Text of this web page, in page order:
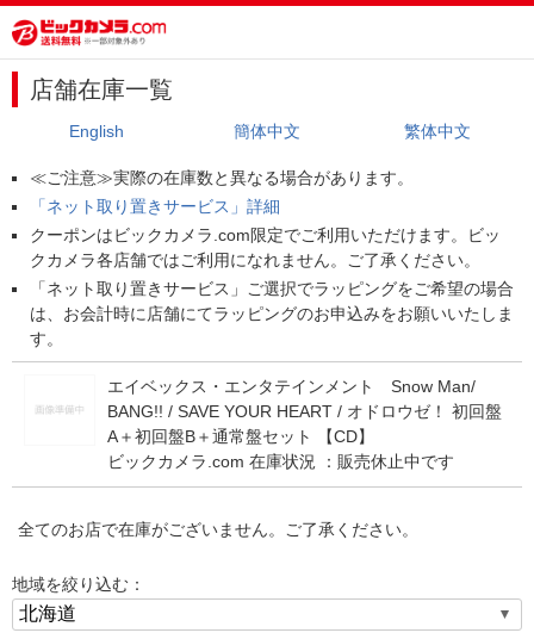
店舗在庫一覧
English 簡体中文 繁体中文
≪ご注意≫実際の在庫数と異なる場合があります。
「ネット取り置きサービス」詳細
クーポンはビックカメラ.com限定でご利用いただけます。ビッ
クカメラ各店舗ではご利用になれません。ご了承ください。
「ネット取り置きサービス」ご選択でラッピングをご希望の場合
は、お会計時に店舗にてラッピングのお申込みをお願いいたしま
す。
エイベックス・エンタテインメント Snow Man/
BANG!! / SAVE YOUR HEART / オドロウゼ！ 初回盤
A＋初回盤B＋通常盤セット 【CD】
ビックカメラ.com 在庫状況 ： 販売休止中です
全てのお店で在庫がございません。ご了承ください。
地域を絞り込む：